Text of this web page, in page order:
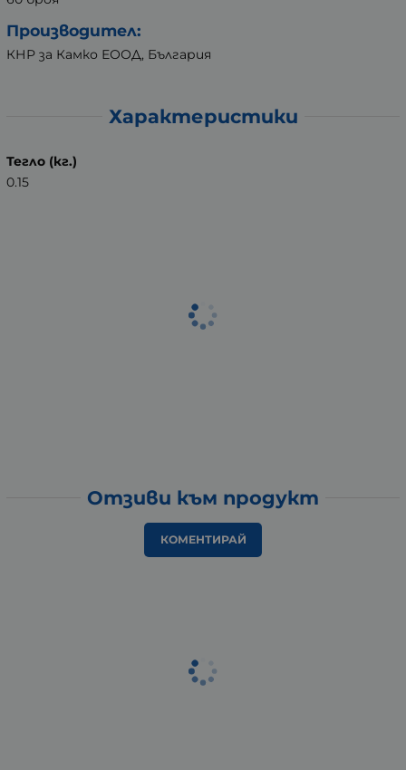
Производител:
КНР за Камко ЕООД, България
Характеристики
Тегло (кг.)
0.15
Отзиви към продукт
КОМЕНТИРАЙ